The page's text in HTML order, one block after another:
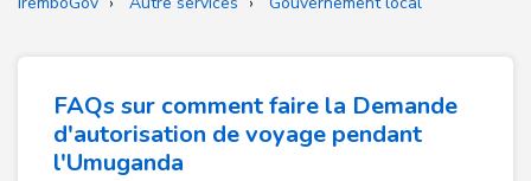
FAQs sur comment faire la Demande
d'autorisation de voyage pendant
l'Umuganda